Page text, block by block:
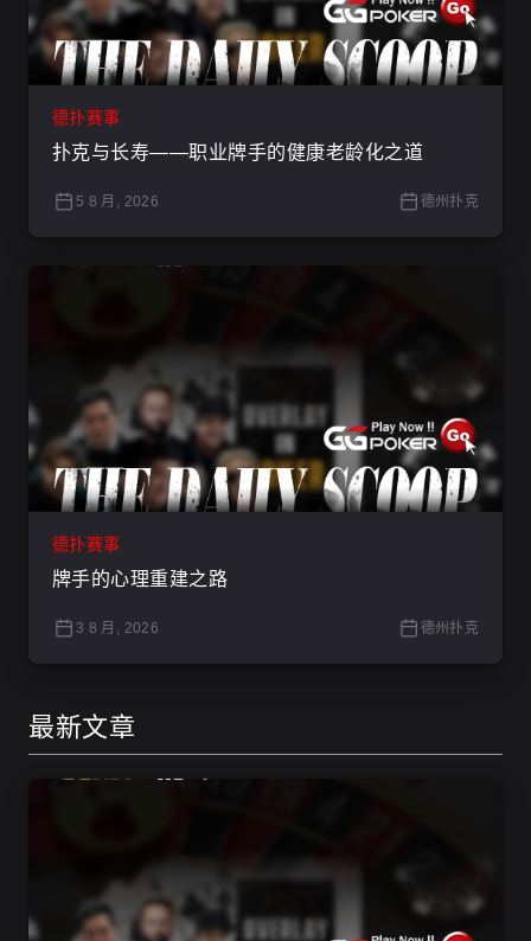
德扑赛事
扑克与长寿——职业牌手的健康老龄化之道
5 8 月, 2026 德州扑克
德扑赛事
牌手的心理重建之路
3 8 月, 2026 德州扑克
最新文章